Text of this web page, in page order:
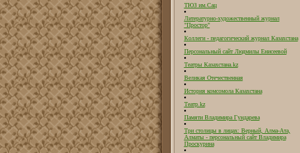
ТЮЗ им.Сац
Литературно-художественный журнал
"Простор"
Коллеги - педагогический журнал Казахстана
Персональный сайт Людмилы Енисеевой
Театры Казахстана.kz
Великая Отечественная
История комсомола Казахстана
Театр.kz
Памяти Владимира Гундарева
Три столицы в лицах: Верный, Алма-Ата,
Алматы - персональный сайт Владимира
Проскурина